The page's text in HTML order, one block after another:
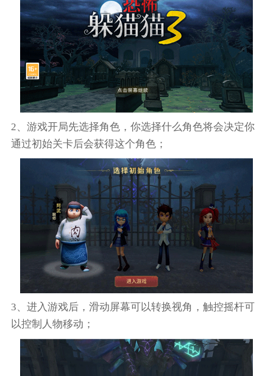
2、游戏开局先选择角色，你选择什么角色将会决定你
通过初始关卡后会获得这个角色；
3、进入游戏后，滑动屏幕可以转换视角，触控摇杆可
以控制人物移动；